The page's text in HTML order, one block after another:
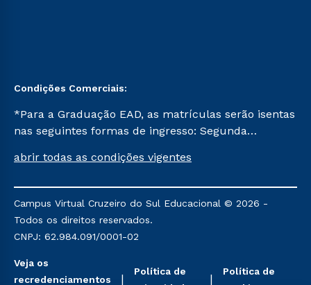
Condições Comerciais:
*Para a Graduação EAD, as matrículas serão isentas
nas seguintes formas de ingresso: Segunda
Já para as demais, a taxa de matrícula será de R$
mencionadas são referentes aos cursos: Ensino
Religioso, Geografia para a Docência e Metodologia
do Ensino de História: Questões Atuais.
abrir todas as condições vigentes
Campus Virtual Cruzeiro do Sul Educacional © 2026 -
Todos os direitos reservados.
CNPJ: 62.984.091/0001-02
Veja os
recredenciamentos
Política de
Política de